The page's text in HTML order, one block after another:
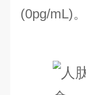
(0pg/mL)。